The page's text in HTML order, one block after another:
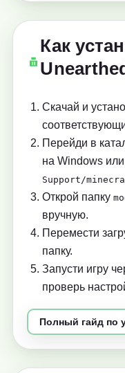
Как
Скачай и
Перейди в
на Windows или
Support/
Открой папку
вручную.
Перемести
папку.
Запусти игру
проверь
Полный гайд по